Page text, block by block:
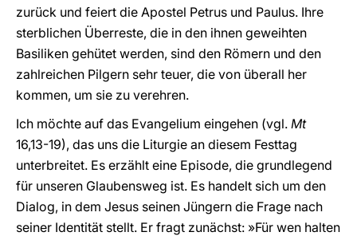
zurück und feiert die Apostel Petrus und Paulus. Ihre
sterblichen Überreste, die in den ihnen geweihten
Basiliken gehütet werden, sind den Römern und den
zahlreichen Pilgern sehr teuer, die von überall her
kommen, um sie zu verehren.
Ich möchte auf das Evangelium eingehen (vgl. Mt
16,13-19), das uns die Liturgie an diesem Festtag
unterbreitet. Es erzählt eine Episode, die grundlegend
für unseren Glaubensweg ist. Es handelt sich um den
Dialog, in dem Jesus seinen Jüngern die Frage nach
seiner Identität stellt. Er fragt zunächst: »Für wen halten